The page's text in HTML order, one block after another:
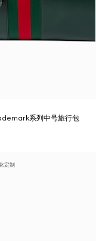
系列中号旅行包
定制